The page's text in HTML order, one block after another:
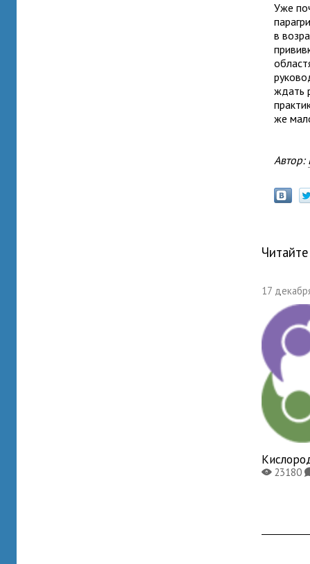
Уже
в
ждать
же
Автор:
17
X23180